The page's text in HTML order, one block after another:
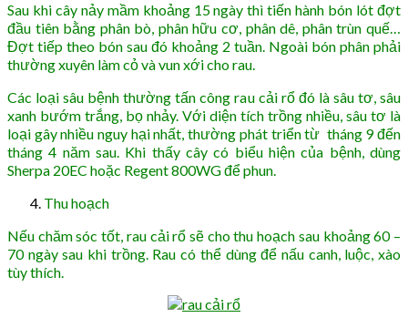
Sau khi cây nảy mầm khoảng 15 ngày thì tiến hành bón lót đợt
đầu tiên bằng phân bò, phân hữu cơ, phân dê, phân trùn quế…
Đợt tiếp theo bón sau đó khoảng 2 tuần. Ngoài bón phân phải
thường xuyên làm cỏ và vun xới cho rau.
Các loại sâu bệnh thường tấn công rau cải rổ đó là sâu tơ, sâu
xanh bướm trắng, bọ nhảy. Với diện tích trồng nhiều, sâu tơ là
loại gây nhiều nguy hại nhất, thường phát triển từ tháng 9 đến
tháng 4 năm sau. Khi thấy cây có biểu hiện của bệnh, dùng
Sherpa 20EC hoặc Regent 800WG để phun.
Thu hoạch
Nếu chăm sóc tốt, rau cải rổ sẽ cho thu hoạch sau khoảng 60 –
70 ngày sau khi trồng. Rau có thể dùng để nấu canh, luộc, xào
tùy thích.